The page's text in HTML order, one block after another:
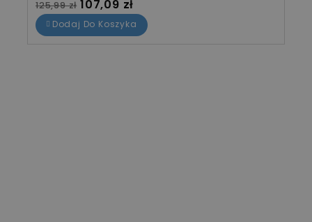
Cena standardowa
125,99 zł Cena
107,09 zł
Dodaj Do Koszyka